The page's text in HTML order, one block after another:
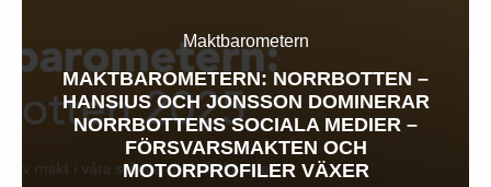
Maktbarometern
MAKTBAROMETERN: NORRBOTTEN –
HANSIUS OCH JONSSON DOMINERAR
NORRBOTTENS SOCIALA MEDIER –
FÖRSVARSMAKTEN OCH
MOTORPROFILER VÄXER